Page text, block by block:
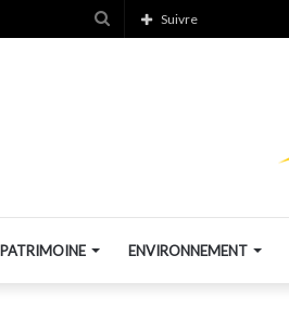
Rechercher
Suivre
PATRIMOINE ENVIRONNEMENT